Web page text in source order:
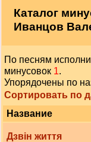
Каталог
Иванцов
По песням
минусовок 1.
Упорядочены по
Сортировать по
Название
Дзвін життя